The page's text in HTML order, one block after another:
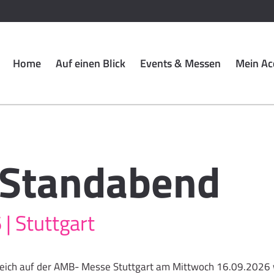
Home Auf einen Blick Events & Messen Mein
| Stuttgart
auf der AMB- Messe Stuttgart am Mittwoch